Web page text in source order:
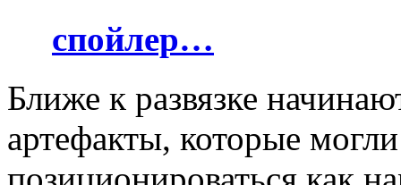
спойлер…
Ближе к развязке
артефакты, которые